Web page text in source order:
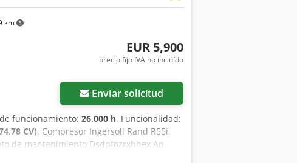
km
EUR 5,900
precio fijo IVA no incluído
Enviar solicitud
funcionamiento: 26,000 h, Funcionalidad:
CV), Compresor Ingersoll Rand R55i,
de mantenimiento Dsdpfozrxhhex Ap